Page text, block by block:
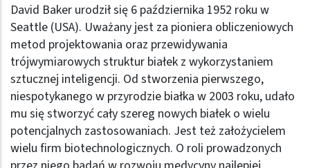
David Baker urodził się 6 października 1952 roku w
Seattle (USA). Uważany jest za pioniera obliczeniowych
metod projektowania oraz przewidywania
trójwymiarowych struktur białek z wykorzystaniem
sztucznej inteligencji. Od stworzenia pierwszego,
niespotykanego w przyrodzie białka w 2003 roku, udało
mu się stworzyć cały szereg nowych białek o wielu
potencjalnych zastosowaniach. Jest też założycielem
wielu firm biotechnologicznych. O roli prowadzonych